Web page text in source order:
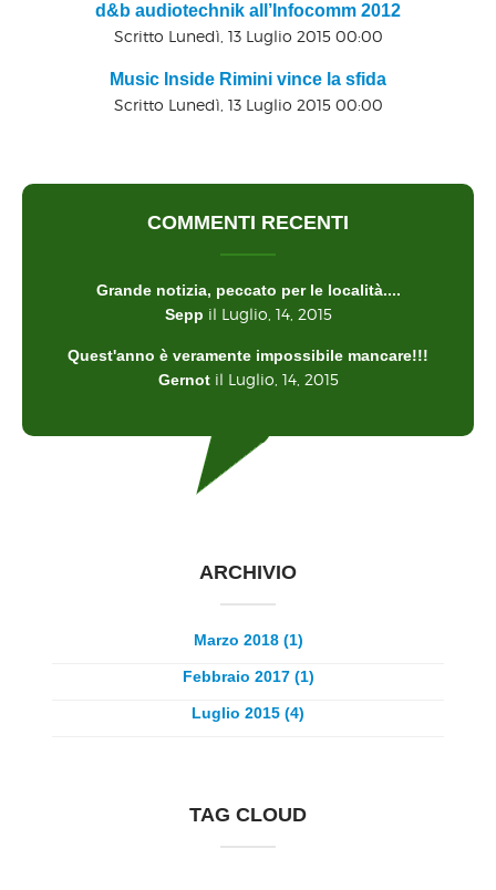
d&b audiotechnik all’Infocomm 2012
Scritto Lunedì, 13 Luglio 2015 00:00
Music Inside Rimini vince la sfida
Scritto Lunedì, 13 Luglio 2015 00:00
COMMENTI RECENTI
Grande notizia, peccato per le località....
Sepp il Luglio, 14, 2015
Quest'anno è veramente impossibile mancare!!!
Gernot il Luglio, 14, 2015
ARCHIVIO
Marzo 2018 (1)
Febbraio 2017 (1)
Luglio 2015 (4)
TAG CLOUD